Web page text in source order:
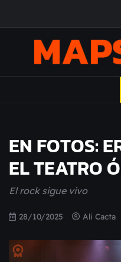
EN FOTOS:
EL TEATRO
El rock sigue vivo
28/10/2025 Ali Cacta